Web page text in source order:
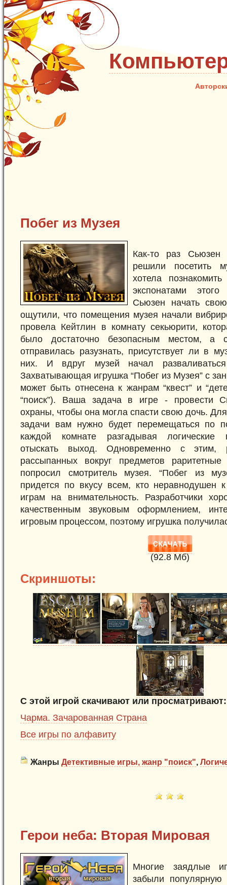
Побег из Музея
Как-то раз
решили посетить
хотела
экспонатами
Сьюзен начать
ощутили, что помещения музея начали
провела Кейтлин в комнату секьюрити,
было достаточно безопасным местом, а
отправилась разузнать, присутствует ли в
них. И вдруг музей начал
Захватывающая игрушка “Побег из Музея” с
может быть отнесена к жанрам “квест” и
“поиск”). Ваша задача в игре - провести
охраны, чтобы она могла спасти свою дочь.
задачи вам нужно будет перемещаться по
каждой комнате разгадывая логические
отыскать выход. Одновременно с этим,
рассыпанных вокруг предметов
попросил смотритель музея. “Побег из
придется по вкусу всем, кто неравнодушен
играм на внимательность. Разработчики
качественным звуковым оформлением,
игровым процессом, поэтому игрушка
(92.8 Mб)
Скриншоты:
С этой игрой скачивают или просматривают:
Чарма. Зачарованная Страна
Все игры по алфавиту
Жанры Детективные игры, жанр "поиск",
Герои неба: Вторая Мировая
Многие заядлые
забыли популярную